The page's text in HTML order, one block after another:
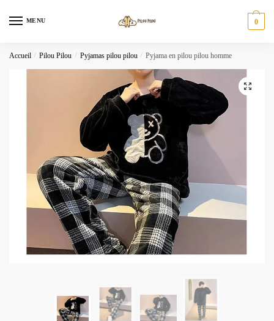
MENU 0
Accueil / Pilou Pilou / Pyjamas pilou pilou / Pyjama en pilou pilou homme